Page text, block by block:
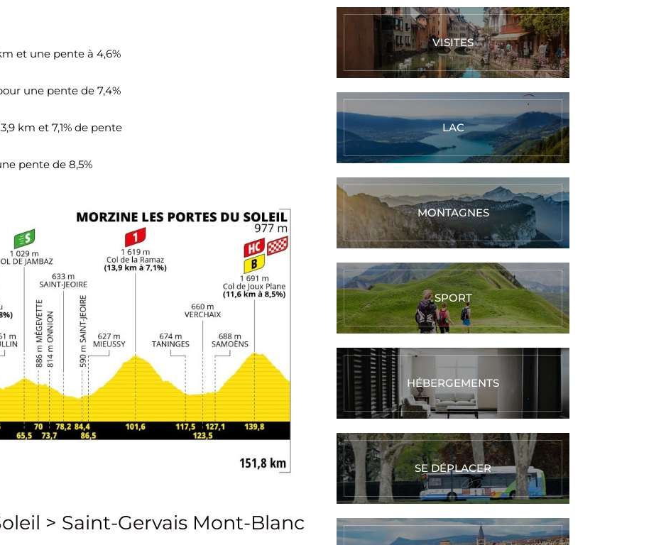
et une pente à 4,6%
une pente de 7,4%
km et 7,1% de pente
pente de 8,5%
> Saint-Gervais Mont-Blanc
VISITES
LAC
MONTAGNES
SPORT
HÉBERGEMENTS
SE DÉPLACER